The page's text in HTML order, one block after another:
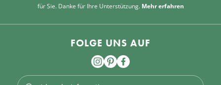
für Sie. Danke für Ihre Unterstützung. Mehr erfahren
FOLGE UNS AUF